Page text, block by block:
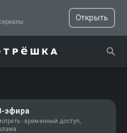
фильмы и сериалы
Открыть
эфира
- временный доступ,